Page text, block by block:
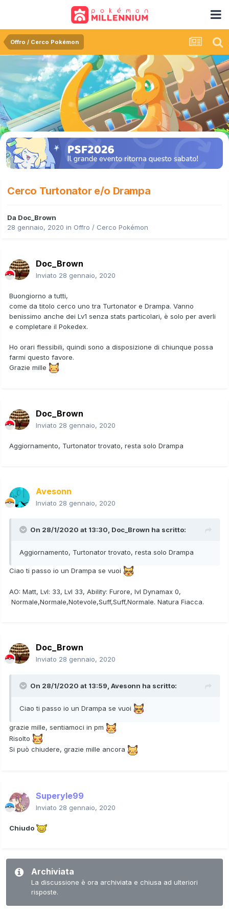
Offro / Cerco Pokémon
Cerco Turtonator e/o Drampa
Da Doc_Brown
28 gennaio, 2020 in Offro / Cerco Pokémon
Doc_Brown
Inviato 28 gennaio, 2020
Buongiorno a tutti,
come da titolo cerco uno tra Turtonator e Drampa. Vanno
benissimo anche dei Lv1 senza stats particolari, è solo per averli
e completare il Pokedex.
Ho orari flessibili, quindi sono a disposizione di chiunque possa
farmi questo favore.
Grazie mille
Doc_Brown
Inviato 28 gennaio, 2020
Aggiornamento, Turtonator trovato, resta solo Drampa
Avesonn
Inviato 28 gennaio, 2020
On 28/1/2020 at 13:30, Doc_Brown ha scritto:
Aggiornamento, Turtonator trovato, resta solo Drampa
Ciao ti passo io un Drampa se vuoi
AO: Matt, Lvl: 33, Lvl 33, Ability: Furore, lvl Dynamax 0,
Normale,Normale,Notevole,Suff,Suff,Normale. Natura Fiacca.
Doc_Brown
Inviato 28 gennaio, 2020
On 28/1/2020 at 13:59, Avesonn ha scritto:
Ciao ti passo io un Drampa se vuoi
grazie mille, sentiamoci in pm
Risolto
Si può chiudere, grazie mille ancora
Superyle99
Inviato 28 gennaio, 2020
Chiudo
Archiviata
La discussione è ora archiviata e chiusa ad ulteriori
risposte.